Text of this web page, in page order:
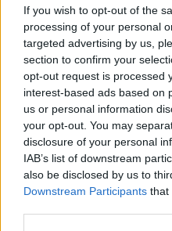
If you wish to opt-out of the
processing of your personal
targeted advertising by us,
section to confirm your
opt-out request is processed
interest-based ads based on
us or personal information
your opt-out. You may
disclosure of your personal
IAB’s list of downstream
also be disclosed by us to
Downstream Participants that
Foto/ Sydney Sweeney